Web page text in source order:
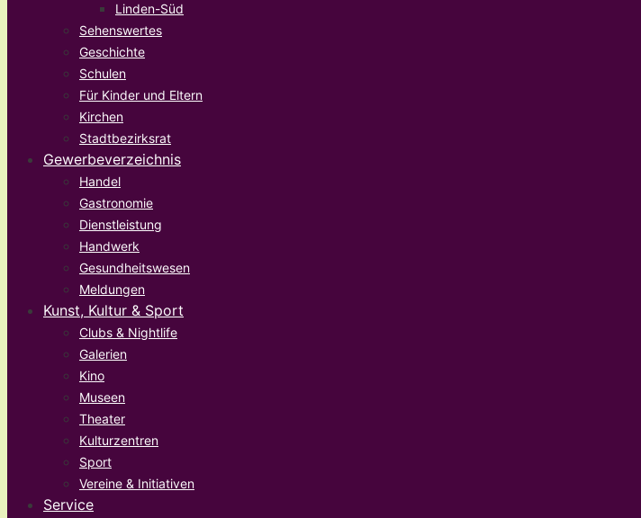
Linden-Süd
Sehenswertes
Geschichte
Schulen
Für Kinder und Eltern
Kirchen
Stadtbezirksrat
Gewerbeverzeichnis
Handel
Gastronomie
Dienstleistung
Handwerk
Gesundheitswesen
Meldungen
Kunst, Kultur & Sport
Clubs & Nightlife
Galerien
Kino
Museen
Theater
Kulturzentren
Sport
Vereine & Initiativen
Service